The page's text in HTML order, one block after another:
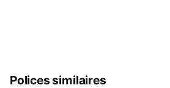
Polices similaires